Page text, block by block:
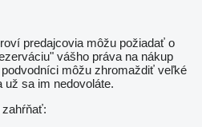
predajcovia môžu požiadať o
vášho práva na nákup
môžu zhromaždiť veľké
sa im nedovoláte.
zahŕňať: